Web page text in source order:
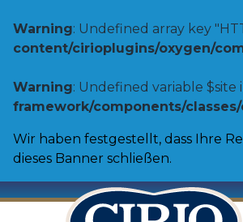
Warning: Undefined array key
content/cirioplugins/oxygen/
Warning: Undefined variable $site
framework/components/
Wir haben festgestellt, dass Ihre
dieses Banner schließen.